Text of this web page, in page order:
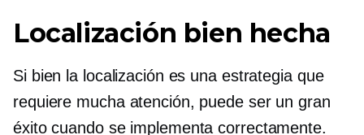
Localización bien hecha
Si bien la localización es una estrategia que
requiere mucha atención, puede ser un gran
éxito cuando se implementa correctamente.